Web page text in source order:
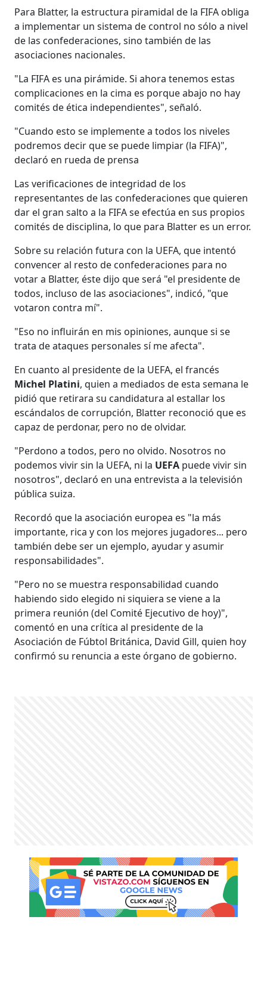
Para Blatter, la estructura piramidal de la FIFA obliga
a implementar un sistema de control no sólo a nivel
de las confederaciones, sino también de las
asociaciones nacionales.
"La FIFA es una pirámide. Si ahora tenemos estas
complicaciones en la cima es porque abajo no hay
comités de ética independientes", señaló.
"Cuando esto se implemente a todos los niveles
podremos decir que se puede limpiar (la FIFA)",
declaró en rueda de prensa
Las verificaciones de integridad de los
representantes de las confederaciones que quieren
dar el gran salto a la FIFA se efectúa en sus propios
comités de disciplina, lo que para Blatter es un error.
Sobre su relación futura con la UEFA, que intentó
convencer al resto de confederaciones para no
votar a Blatter, éste dijo que será "el presidente de
todos, incluso de las asociaciones", indicó, "que
votaron contra mí".
"Eso no influirán en mis opiniones, aunque si se
trata de ataques personales sí me afecta".
En cuanto al presidente de la UEFA, el francés
Michel Platini, quien a mediados de esta semana le
pidió que retirara su candidatura al estallar los
escándalos de corrupción, Blatter reconoció que es
capaz de perdonar, pero no de olvidar.
"Perdono a todos, pero no olvido. Nosotros no
podemos vivir sin la UEFA, ni la UEFA puede vivir sin
nosotros", declaró en una entrevista a la televisión
pública suiza.
Recordó que la asociación europea es "la más
importante, rica y con los mejores jugadores... pero
también debe ser un ejemplo, ayudar y asumir
responsabilidades".
"Pero no se muestra responsabilidad cuando
habiendo sido elegido ni siquiera se viene a la
primera reunión (del Comité Ejecutivo de hoy)",
comentó en una crítica al presidente de la
Asociación de Fúbtol Británica, David Gill, quien hoy
confirmó su renuncia a este órgano de gobierno.